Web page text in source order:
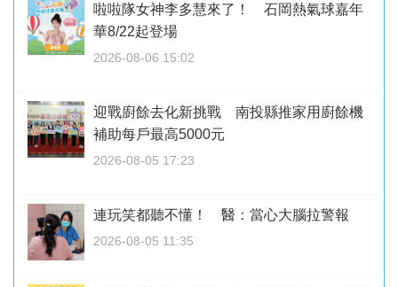
啦啦隊女神李多慧來了！ 石岡熱氣球嘉年
華8/22起登場
2026-08-06 15:02
迎戰廚餘去化新挑戰 南投縣推家用廚餘機
補助每戶最高5000元
2026-08-05 17:23
連玩笑都聽不懂！ 醫：當心大腦拉警報
2026-08-05 11:35